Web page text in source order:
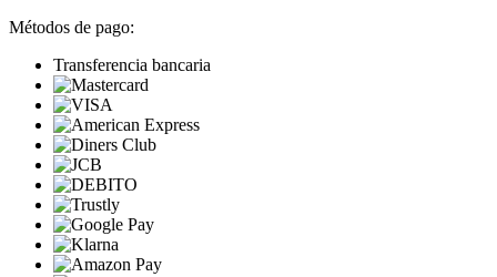
Métodos de pago:
Transferencia bancaria